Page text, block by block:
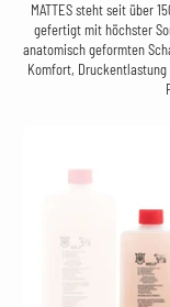
MATTES steht seit über
gefertigt mit höchster
anatomisch geformten
Komfort,